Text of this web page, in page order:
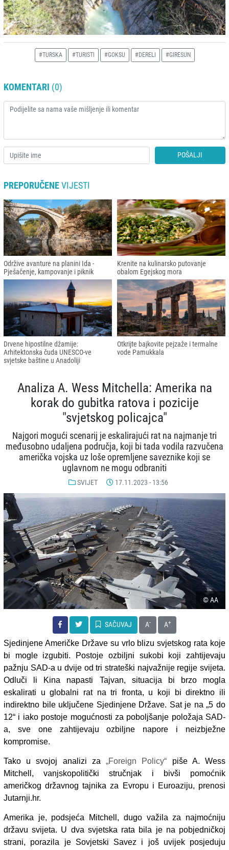
#TURSKA #TURISTI #GOKSU #DERELI #GIRESUN
KOMENTARI (0)
POŠALJI
PREPORUČENEVIJESTI
Održive avanture na planini Ida -
Pješačenje, kampovanje i piknik
Krenite na kulinarsko putovanje
obalom Egejskog mora
Drvene hipostilne džamije:
Arhitektonska čuda UNESCO-ve
svjetske baštine u Anadoliji
Otkrijte bajkovite pejzaže i termalne
vode Pamukkala
Analiza A. Wess Mitchella: Amerika na
korak do gubitka ratova i pozicije
"svjetskog policajca"
Najgori mogući scenarij je eskalirajući rat na najmanje tri
međusobno udaljena područja, koji bi tada vodila razvučena
američka vojska uz loše opremljene saveznike koji se
uglavnom ne mogu odbraniti
SVIJET 17.11.2023 - 13:56
© AA
SAČUVAJ A- A+
Sjedinjene Američke Države su vrlo blizu svjetskog rata koje
bi mogle izgubiti. Postoje ozbiljni sukobi koji zahtijevaju
pažnju SAD-a u dvije od tri strateški najvažnije regije svijeta.
Odluči li Kina napasti Tajvan, situacija bi brzo mogla
eskalirati u globalni rat na tri fronta, u koji bi direktno ili
indirektno bile uključene Sjedinjene Države. Sat je na „5 do
12“ i iako postoje mogućnosti za poboljšanje položaja SAD-
a, sve one zahtijevaju ozbiljne napore i neizbježne
kompromise.
Tako u svojoj analizi za„Foreign Policy“ piše A. Wess
Mitchell, vanjskopolitički stručnjak i bivši pomoćnik
američkog državnog tajnika za Evropu i Euroaziju, prenosi
Jutarnji.hr.
Amerika je, podsjeća Mitchell, dugo važila za najmoćniju
državu svijeta. U dva svjetska rata bila je na pobjedničkoj
strani, porazila je Sovjetski Savez i još uvijek posjeduju